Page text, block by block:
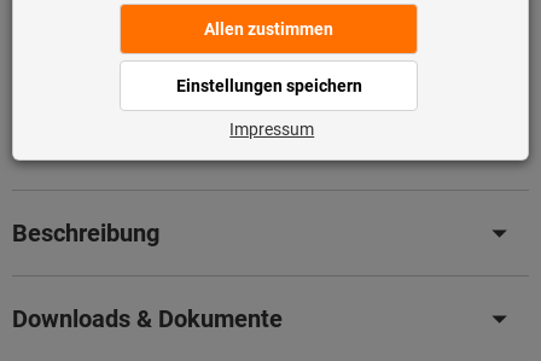
Artikel merken Artikel teilen
Blätterkatalog
Produktdetails
Beschreibung
Downloads & Dokumente